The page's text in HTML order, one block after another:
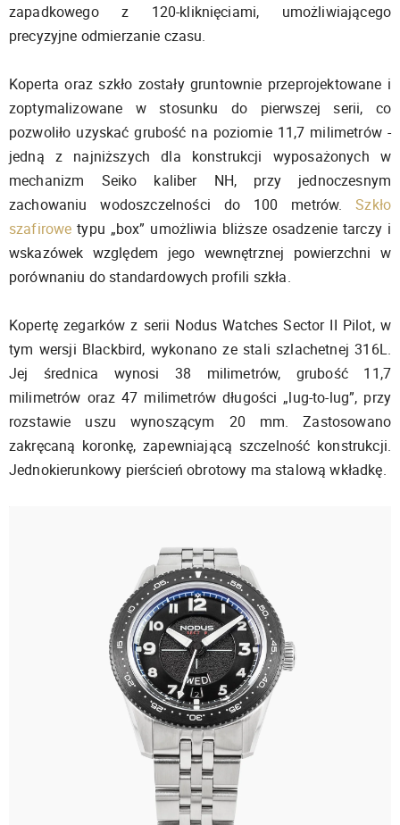
zapadkowego z 120-kliknięciami, umożliwiającego
precyzyjne odmierzanie czasu.
Koperta oraz szkło zostały gruntownie przeprojektowane i
zoptymalizowane w stosunku do pierwszej serii, co
pozwoliło uzyskać grubość na poziomie 11,7 milimetrów -
jedną z najniższych dla konstrukcji wyposażonych w
mechanizm Seiko kaliber NH, przy jednoczesnym
zachowaniu wodoszczelności do 100 metrów.Szkło
szafirowe typu „box” umożliwia bliższe osadzenie tarczy i
wskazówek względem jego wewnętrznej powierzchni w
porównaniu do standardowych profili szkła.
Kopertę zegarków z serii Nodus Watches Sector II Pilot, w
tym wersji Blackbird, wykonano ze stali szlachetnej 316L.
Jej średnica wynosi 38 milimetrów, grubość 11,7
milimetrów oraz 47 milimetrów długości „lug-to-lug”, przy
rozstawie uszu wynoszącym 20 mm. Zastosowano
zakręcaną koronkę, zapewniającą szczelność konstrukcji.
Jednokierunkowy pierścień obrotowy ma stalową wkładkę.